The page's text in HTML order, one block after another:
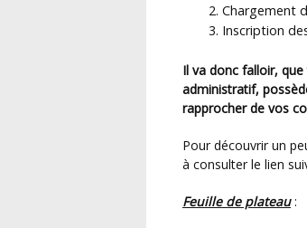
Chargement
Inscription
Il va donc falloir, que tous les responsables de plateaux, amenés à devoir gérer le suivi
administratif,
rapprocher de vos
Pour découvrir un peu le module, la F.F.F. qui le déploie sur toute la France, nous vous invitons
à consulter le lien
Feuille de plateau: